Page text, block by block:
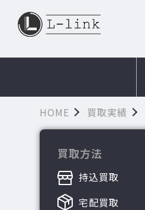
HOME 買取実績
買取方法
持込買取
宅配買取